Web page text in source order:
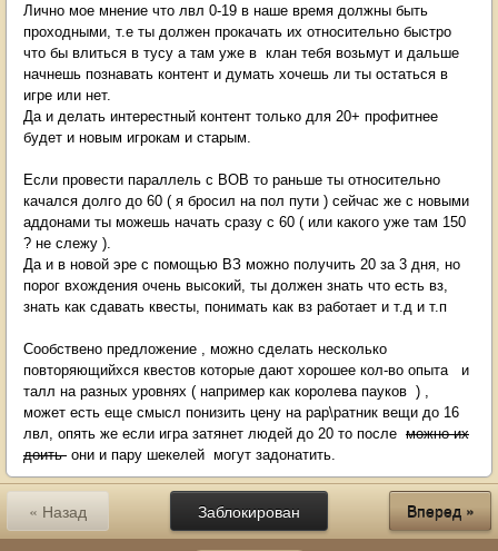
Лично мое мнение что лвл 0-19 в наше время должны быть
проходными, т.е ты должен прокачать их относительно быстро
что бы влиться в тусу а там уже в клан тебя возьмут и дальше
начнешь познавать контент и думать хочешь ли ты остаться в
игре или нет.
Да и делать интерестный контент только для 20+ профитнее
будет и новым игрокам и старым.
Если провести параллель с ВОВ то раньше ты относительно
качался долго до 60 ( я бросил на пол пути ) сейчас же с новыми
аддонами ты можешь начать сразу с 60 ( или какого уже там 150
? не слежу ).
Да и в новой эре с помощью ВЗ можно получить 20 за 3 дня, но
порог вхождения очень высокий, ты должен знать что есть вз,
знать как сдавать квесты, понимать как вз работает и т.д и т.п
Сообствено предложение , можно сделать несколько
повторяющийхся квестов которые дают хорошее кол-во опыта и
талл на разных уровнях ( например как королева пауков ) ,
может есть еще смысл понизить цену на рар\ратник вещи до 16
лвл, опять же если игра затянет людей до 20 то после можно их
доить они и пару шекелей могут задонатить.
Заблокирован
« Назад Вперед »